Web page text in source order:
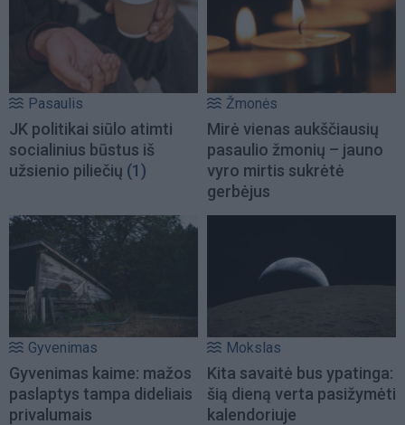
Pasaulis
JK politikai siūlo atimti
socialinius būstus iš
užsienio piliečių (1)
Žmonės
Mirė vienas aukščiausių
pasaulio žmonių – jauno
vyro mirtis sukrėtė
gerbėjus
Gyvenimas
Gyvenimas kaime: mažos
paslaptys tampa dideliais
privalumais
Mokslas
Kita savaitė bus ypatinga:
šią dieną verta pasižymėti
kalendoriuje